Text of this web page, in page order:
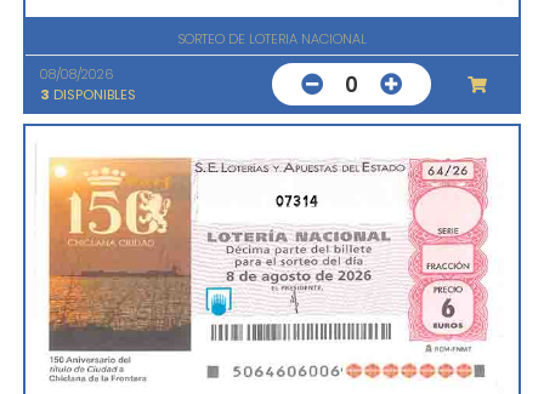
SORTEO DE LOTERIA NACIONAL
08/08/2026
3 DISPONIBLES 0
07314